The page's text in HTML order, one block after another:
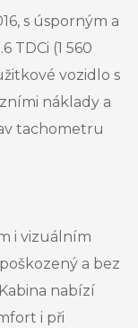
s úsporným a
TDCi (1 560
vozidlo s
náklady a
tachometru
i vizuálním
a bez
nabízí
i při